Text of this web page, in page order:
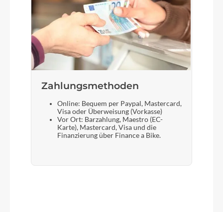
Zahlungsmethoden
Online: Bequem per Paypal, Mastercard,
Visa oder Überweisung (Vorkasse)
Vor Ort: Barzahlung, Maestro (EC-
Karte), Mastercard, Visa und die
Finanzierung über Finance a Bike.